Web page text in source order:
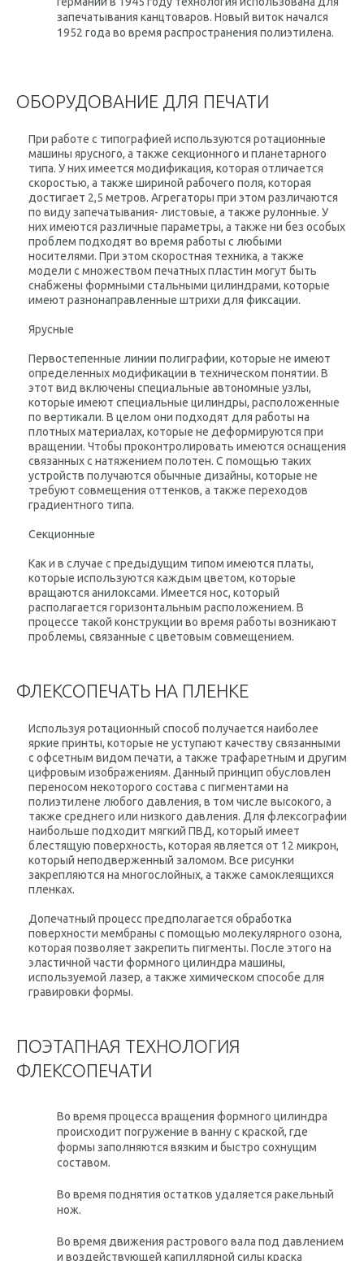
запечатывания канцтоваров. Новый виток начался
1952 года во время распространения полиэтилена.
ОБОРУДОВАНИЕ ДЛЯ ПЕЧАТИ
При работе с типографией используются ротационные
машины ярусного, а также секционного и планетарного
типа. У них имеется модификация, которая отличается
скоростью, а также шириной рабочего поля, которая
достигает 2,5 метров. Агрегаторы при этом различаются
по виду запечатывания- листовые, а также рулонные. У
них имеются различные параметры, а также ни без особых
проблем подходят во время работы с любыми
носителями. При этом скоростная техника, а также
модели с множеством печатных пластин могут быть
снабжены формными стальными цилиндрами, которые
имеют разнонаправленные штрихи для фиксации.
Ярусные
Первостепенные линии полиграфии, которые не имеют
определенных модификации в техническом понятии. В
этот вид включены специальные автономные узлы,
которые имеют специальные цилиндры, расположенные
по вертикали. В целом они подходят для работы на
плотных материалах, которые не деформируются при
вращении. Чтобы проконтролировать имеются оснащения
связанных с натяжением полотен. С помощью таких
устройств получаются обычные дизайны, которые не
требуют совмещения оттенков, а также переходов
градиентного типа.
Секционные
Как и в случае с предыдущим типом имеются платы,
которые используются каждым цветом, которые
вращаются анилоксами. Имеется нос, который
располагается горизонтальным расположением. В
процессе такой конструкции во время работы возникают
проблемы, связанные с цветовым совмещением.
ФЛЕКСОПЕЧАТЬ НА ПЛЕНКЕ
Используя ротационный способ получается наиболее
яркие принты, которые не уступают качеству связанными
с офсетным видом печати, а также трафаретным и другим
цифровым изображениям. Данный принцип обусловлен
переносом некоторого состава с пигментами на
полиэтилене любого давления, в том числе высокого, а
также среднего или низкого давления. Для флексографии
наибольше подходит мягкий ПВД, который имеет
блестящую поверхность, которая является от 12 микрон,
который неподверженный заломом. Все рисунки
закрепляются на многослойных, а также самоклеящихся
пленках.
Допечатный процесс предполагается обработка
поверхности мембраны с помощью молекулярного озона,
которая позволяет закрепить пигменты. После этого на
эластичной части формного цилиндра машины,
используемой лазер, а также химическом способе для
гравировки формы.
ПОЭТАПНАЯ ТЕХНОЛОГИЯ
ФЛЕКСОПЕЧАТИ
Во время процесса вращения формного цилиндра
происходит погружение в ванну с краской, где
формы заполняются вязким и быстро сохнущим
составом.
Во время поднятия остатков удаляется ракельный
нож.
Во время движения растрового вала под давлением
и воздействующей капиллярной силы краска